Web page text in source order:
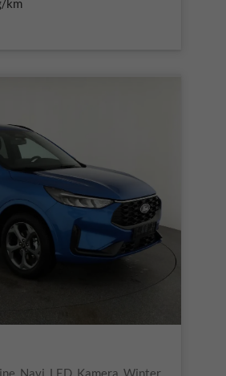
ST-Line 1.5 EcoBoost ST-Line, Navi, LED, Kamera, Winter, FS beheizbar